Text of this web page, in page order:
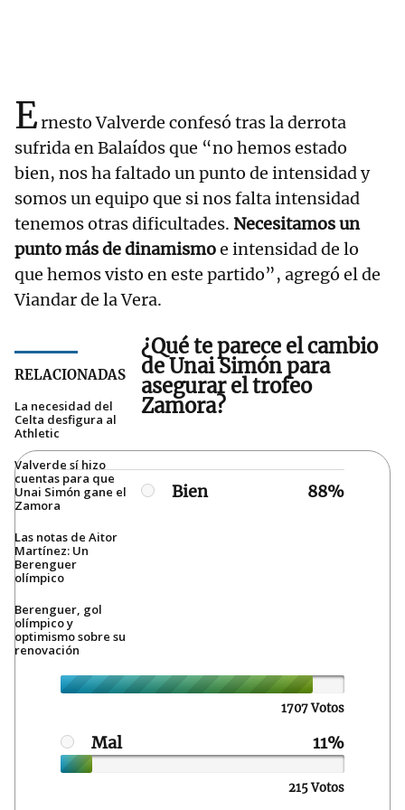
Ernesto Valverde confesó tras la derrota
sufrida en Balaídos que “no hemos estado
bien, nos ha faltado un punto de intensidad y
somos un equipo que si nos falta intensidad
tenemos otras dificultades. Necesitamos un
punto más de dinamismoe intensidad de lo
que hemos visto en este partido”, agregó el de
Viandar de la Vera.
RELACIONADAS
La necesidad del
Celta desfigura al
Athletic
Valverde sí hizo
cuentas para que
Unai Simón gane el
Zamora
Las notas de Aitor
Martínez: Un
Berenguer
olímpico
Berenguer, gol
olímpico y
optimismo sobre su
renovación
¿Qué te parece el cambio
de Unai Simón para
asegurar el trofeo
Zamora?
Bien
1707 Votos
Mal
215 Votos